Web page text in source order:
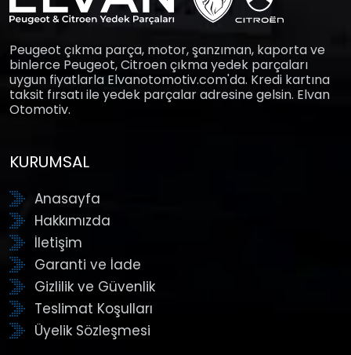
Peugeot çıkma parça, motor, şanzıman, kaporta ve
binlerce Peugeot, Citroen çıkma yedek parçaları
uygun fiyatlarla Elvanotomotiv.com'da. Kredi kartına
taksit fırsatı ile yedek parçalar adresine gelsin. Elvan
Otomotiv.
KURUMSAL
Anasayfa
Hakkımızda
İletişim
Garanti ve İade
Gizlilik ve Güvenlik
Teslimat Koşulları
Üyelik Sözleşmesi